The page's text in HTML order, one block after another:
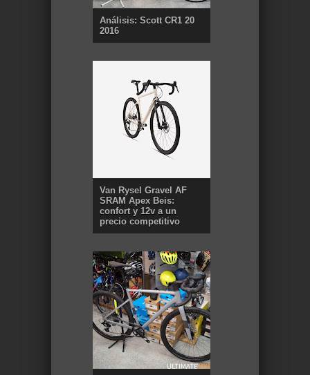
Análisis: Scott CR1 20
2016
Van Rysel Gravel AF
SRAM Apex Beis:
confort y 12v a un
precio competitivo